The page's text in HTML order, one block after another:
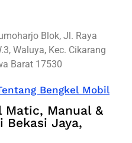
Blok, Jl. Raya
Waluya, Kec. Cikarang
Barat 17530
Bengkel Mobil
Matic, Manual &
Bekasi Jaya,